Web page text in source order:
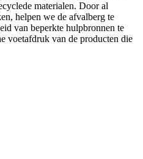
materialen. Door al
helpen we de afvalberg te
van beperkte hulpbronnen te
voetafdruk van de producten die